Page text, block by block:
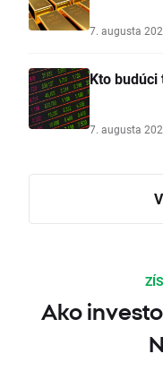
7. augusta
Kto
7. augusta
Ako